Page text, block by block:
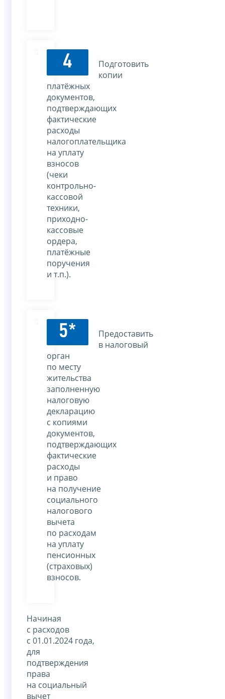
4
Подготовить
копии
платёжных
документов,
подтверждающих
фактические
расходы
налогоплательщика
на уплату
взносов
(чеки
контрольно-
кассовой
техники,
приходно-
кассовые
ордера,
платёжные
поручения
и т.п.).
5*
Предоставить
в налоговый
орган
по месту
жительства
заполненную
налоговую
декларацию
с копиями
документов,
подтверждающих
фактические
расходы
и право
на получение
социального
налогового
вычета
по расходам
на уплату
пенсионных
(страховых)
взносов.
Начиная
с расходов
с 01.01.2024 года,
для
подтверждения
права
на социальный
вычет